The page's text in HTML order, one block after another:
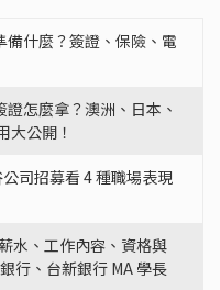
備什麼？簽證、保險、電
證怎麼拿？澳洲、日本、
大公開！
司招募看 4 種職場表現
水、工作內容、資格與
行、台新銀行 MA 學長